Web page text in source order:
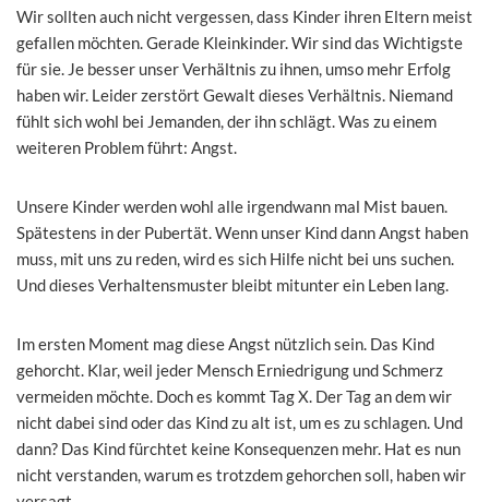
Wir sollten auch nicht vergessen, dass Kinder ihren Eltern meist
gefallen möchten. Gerade Kleinkinder. Wir sind das Wichtigste
für sie. Je besser unser Verhältnis zu ihnen, umso mehr Erfolg
haben wir. Leider zerstört Gewalt dieses Verhältnis. Niemand
fühlt sich wohl bei Jemanden, der ihn schlägt. Was zu einem
weiteren Problem führt: Angst.
Unsere Kinder werden wohl alle irgendwann mal Mist bauen.
Spätestens in der Pubertät. Wenn unser Kind dann Angst haben
muss, mit uns zu reden, wird es sich Hilfe nicht bei uns suchen.
Und dieses Verhaltensmuster bleibt mitunter ein Leben lang.
Im ersten Moment mag diese Angst nützlich sein. Das Kind
gehorcht. Klar, weil jeder Mensch Erniedrigung und Schmerz
vermeiden möchte. Doch es kommt Tag X. Der Tag an dem wir
nicht dabei sind oder das Kind zu alt ist, um es zu schlagen. Und
dann? Das Kind fürchtet keine Konsequenzen mehr. Hat es nun
nicht verstanden, warum es trotzdem gehorchen soll, haben wir